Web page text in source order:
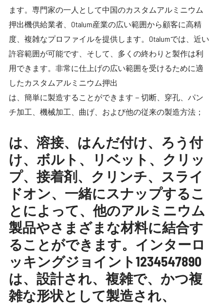
ます。専門家の一人として中国のカスタムアルミニウム
押出機供給業者、Otalum産業の広い範囲から顧客に高精
度、複雑なプロファイルを提供します。Otalumでは、近い
許容範囲が可能です、そして、多くの終わりと製作は利
用できます。非常に仕上げの広い範囲を受けるために適
したカスタムアルミニウム押出
は、簡単に製造することができます－切断、穿孔、パン
チ加工、機械加工、曲げ、および他の従来の製造方法；
は、溶接、はんだ付け、ろう付
け、ボルト、リベット、クリッ
プ、接着剤、クリンチ、スライ
ドオン、一緒にスナップするこ
とによって、他のアルミニウム
製品やさまざまな材料に結合す
ることができます。インターロ
ッキングジョイント1234547890
は、設計され、複雑で、かつ複
雑な形状として製造され、